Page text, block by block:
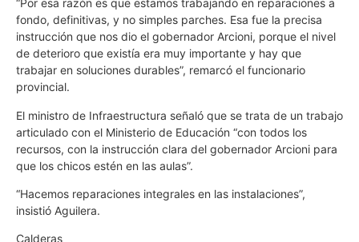
“Por esa razón es que estamos trabajando en reparaciones a
fondo, definitivas, y no simples parches. Esa fue la precisa
instrucción que nos dio el gobernador Arcioni, porque el nivel
de deterioro que existía era muy importante y hay que
trabajar en soluciones durables”, remarcó el funcionario
provincial.
El ministro de Infraestructura señaló que se trata de un trabajo
articulado con el Ministerio de Educación “con todos los
recursos, con la instrucción clara del gobernador Arcioni para
que los chicos estén en las aulas”.
“Hacemos reparaciones integrales en las instalaciones”,
insistió Aguilera.
Calderas